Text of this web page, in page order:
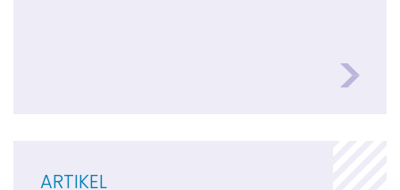
ARTIKEL